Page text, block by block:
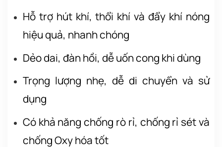
Hỗ trợ hút khí, thổi khí và đẩy khí nóng
hiệu quả, nhanh chóng
Dẻo dai, đàn hồi, dễ uốn cong khi dùng
Trọng lượng nhẹ, dễ di chuyển và sử
dụng
Có khả năng chống rò rỉ, chống rỉ sét và
chống Oxy hóa tốt